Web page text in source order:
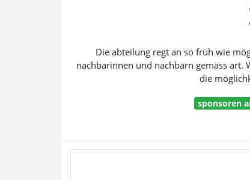
Die abteilung regt an so früh wie
nachbarinnen und nachbarn gemäss
die
sponsoren